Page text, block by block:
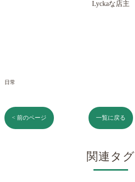
Lyckaな店主
日常
< 前のページ 一覧に戻る
関連タグ